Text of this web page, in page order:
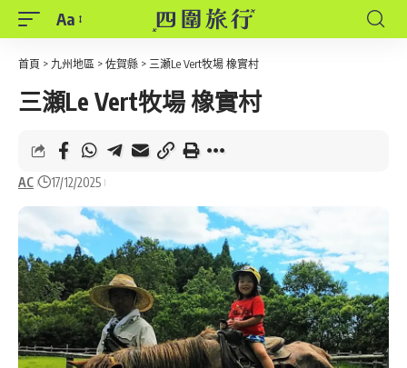
Font
Resizer
Aa
首頁 > 九州地區 > 佐賀縣 > 三瀬Le Vert牧場 橡實村
三瀬Le Vert牧場 橡實村
AC 17/12/2025